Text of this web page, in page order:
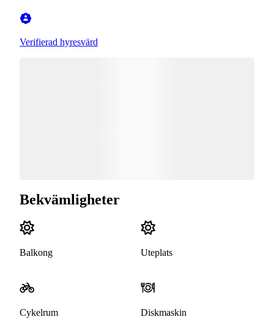
Verifierad hyresvärd
Bekvämligheter
Balkong Uteplats
Cykelrum Diskmaskin